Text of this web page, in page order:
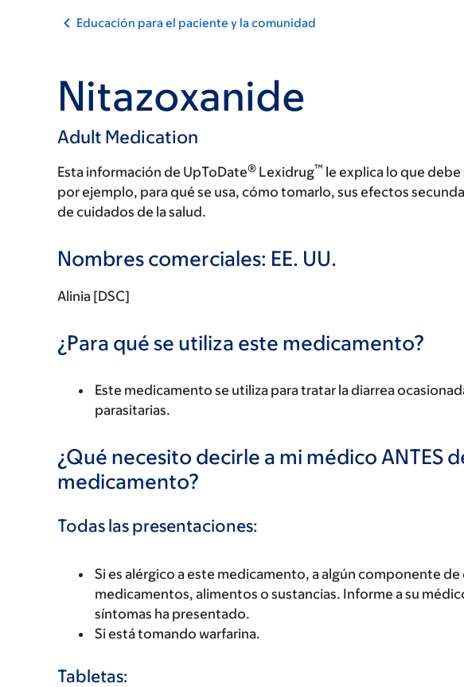
Educación para el paciente y la comunidad
Nitazoxanide
Adult Medication
Esta información de UpToDate® Lexidrug™ le explica lo que
por ejemplo, para qué se usa, cómo tomarlo, sus efectos
de cuidados de la salud.
Nombres comerciales: EE. UU.
Alinia [DSC]
¿Para qué se utiliza este medicamento?
Este medicamento se utiliza para tratar la diarrea
parasitarias.
¿Qué necesito decirle a mi médico ANTES
medicamento?
Todas las presentaciones:
Si es alérgico a este medicamento, a algún componente
medicamentos, alimentos o sustancias. Informe a su
síntomas ha presentado.
Si está tomando warfarina.
Tabletas: